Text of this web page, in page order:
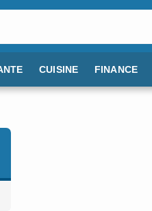
CUISINE FINANCE